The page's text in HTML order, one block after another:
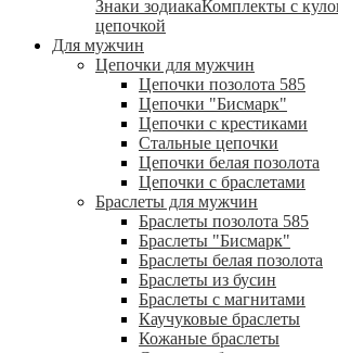
Знаки зодиакаКомплекты с
цепочкой
Для мужчин
Цепочки для мужчин
Цепочки позолота 585
Цепочки "Бисмарк"
Цепочки с крестиками
Стальные цепочки
Цепочки белая позолота
Цепочки с браслетами
Браслеты для мужчин
Браслеты позолота 585
Браслеты "Бисмарк"
Браслеты белая позолота
Браслеты из бусин
Браслеты с магнитами
Каучуковые браслеты
Кожаные браслеты